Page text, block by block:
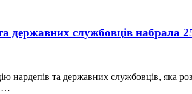
державних службовців набрала
нардепів та державних службовців,
…